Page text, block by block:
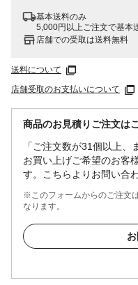
基本送料のみ
5,000円以上ご注文で基本
店舗での受取は送料無料
送料について
店舗受取のお支払いについて
商品のお見積りご注文は
「ご注文数が31個以上
お買い上げご希望のお客
す。こちらよりお問い合
※このフォームからのご注文
なります。